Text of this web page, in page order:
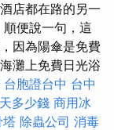
店都在路的另一
便說一句，這
因為陽傘是免費
灘上免費日光浴
台胞證台中 台中
多少錢 商用冰
塔 除蟲公司 消毒